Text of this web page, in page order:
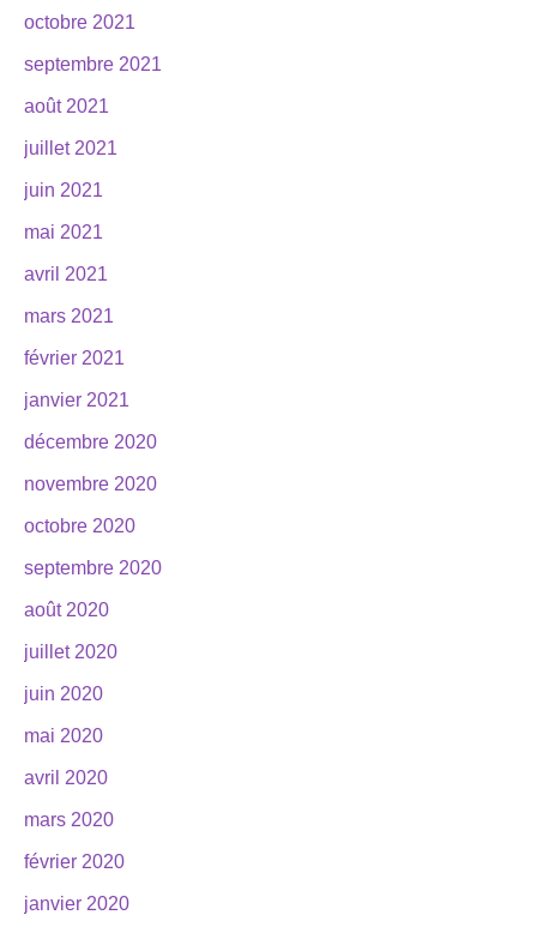
octobre 2021
septembre 2021
août 2021
juillet 2021
juin 2021
mai 2021
avril 2021
mars 2021
février 2021
janvier 2021
décembre 2020
novembre 2020
octobre 2020
septembre 2020
août 2020
juillet 2020
juin 2020
mai 2020
avril 2020
mars 2020
février 2020
janvier 2020